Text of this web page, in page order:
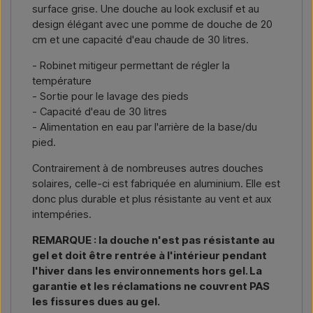
Nous écrire → Nous appeler →
surface grise. Une douche au look exclusif et au
design élégant avec une pomme de douche de 20
cm et une capacité d'eau chaude de 30 litres.
- Robinet mitigeur permettant de régler la
température
- Sortie pour le lavage des pieds
- Capacité d'eau de 30 litres
- Alimentation en eau par l'arrière de la base/du
pied.
Contrairement à de nombreuses autres douches
solaires, celle-ci est fabriquée en aluminium. Elle est
donc plus durable et plus résistante au vent et aux
intempéries.
REMARQUE : la douche n'est pas résistante au
gel et doit être rentrée à l'intérieur pendant
l'hiver dans les environnements hors gel. La
garantie et les réclamations ne couvrent PAS
les fissures dues au gel.